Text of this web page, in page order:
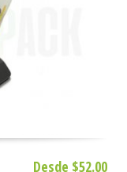
Desde $52.00